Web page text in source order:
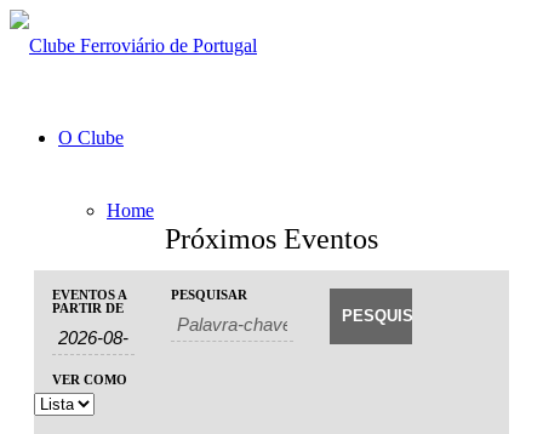
O Clube
Home
Factos Históricos
Próximos Eventos
Eventos
Search
and
Views
Navigation
Procurar
EVENTOS A
PARTIR DE
PESQUISAR
Evento
Views
Navigation
VER COMO